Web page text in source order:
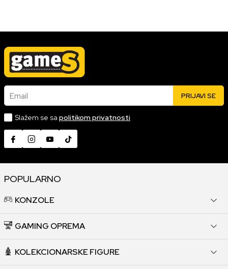
Email PRIJAVI SE
Slažem se sa politikom privatnosti
POPULARNO
KONZOLE
GAMING OPREMA
KOLEKCIONARSKE FIGURE